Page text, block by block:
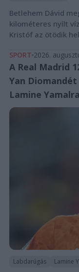
Betlehem Dávid
kilométeres nyílt
Kristóf az ötödik
SPORT 2026.
A Real Madrid
Yan
Lamine
Labdarúgás Lamine